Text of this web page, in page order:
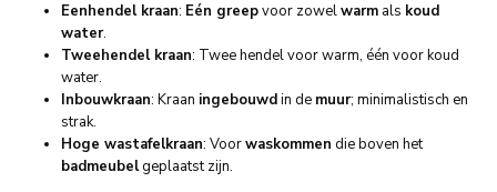
Eenhendel kraan: Eén greepvoor zowelwarm als koud
water.
Tweehendel kraan: Twee hendel voor warm, één voor koud
water.
Inbouwkraan: Kraan ingebouwdin de muur; minimalistisch en
strak.
Hoge wastafelkraan: Voorwaskommen die boven het
badmeubelgeplaatst zijn.